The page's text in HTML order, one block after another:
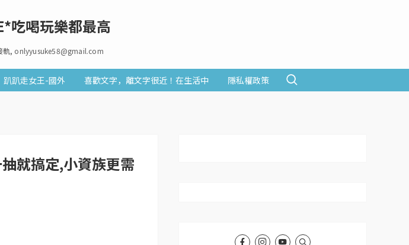
吃喝玩樂都最高
軌, onlyyusuke58@gmail.com
趴趴走女王-國外 喜歡文字，離文字很近！在生活中 隱私權政策
就搞定,小資族更需